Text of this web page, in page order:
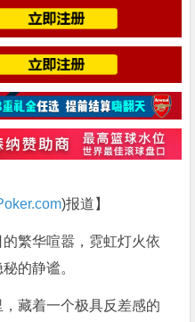
)报道】
繁华喧嚣，霓虹灯火依
的静谧。
藏着一个极具反差感的